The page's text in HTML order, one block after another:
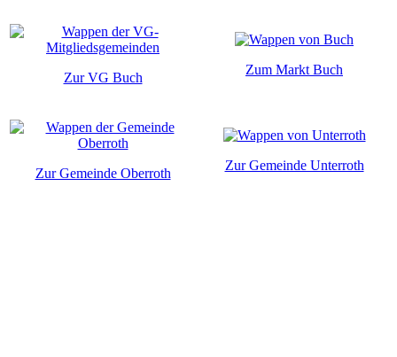
Zur VG Buch
Zum Markt Buch
Zur Gemeinde Oberroth
Zur Gemeinde Unterroth